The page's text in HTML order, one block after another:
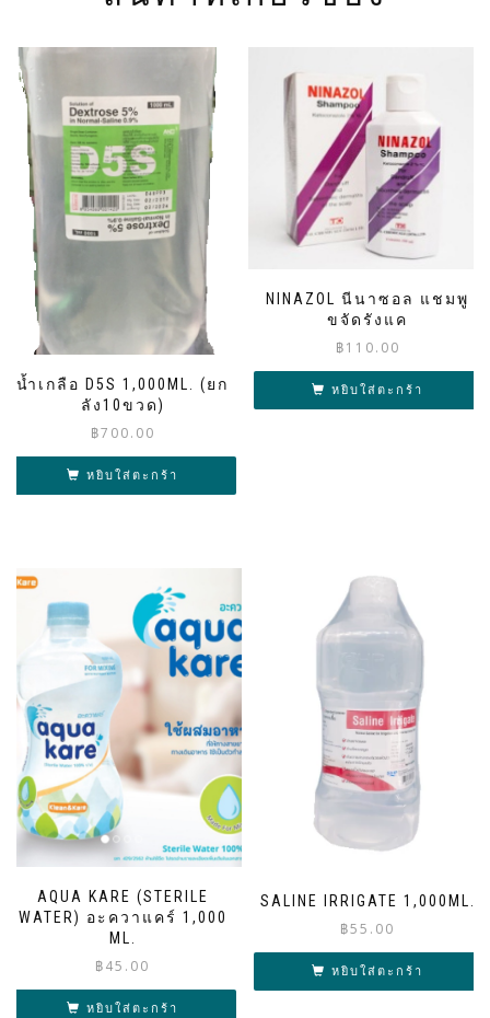
น้ำเกลือ D5S 1,000ML. (ยก
ลัง10ขวด)
฿700.00
หยิบใส่ตะกร้า
NINAZOL นีนาซอล แชมพู
ขจัดรังแค
฿110.00
หยิบใส่ตะกร้า
AQUA KARE (STERILE
WATER) อะควาแคร์ 1,000
ML.
฿45.00
หยิบใส่ตะกร้า
SALINE IRRIGATE 1,000ML.
฿55.00
หยิบใส่ตะกร้า